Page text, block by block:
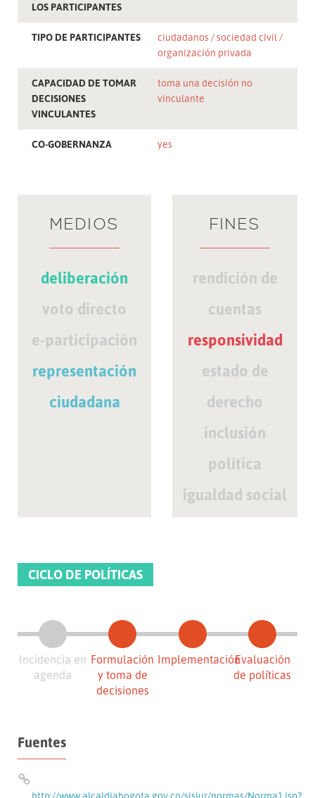
LOS PARTICIPANTES
TIPO DE PARTICIPANTES ciudadanos
sociedad civil
organización privada
CAPACIDAD DE TOMAR
DECISIONES
VINCULANTES
toma una decisión no
vinculante
CO-GOBERNANZA yes
MEDIOS
deliberación
voto directo
e-participación
representación
ciudadana
FINES
rendición de
cuentas
responsividad
estado de
derecho
inclusión
política
igualdad social
CICLO DE POLÍTICAS
Incidencia en
agenda
Formulación
y toma de
decisiones
ImplementaciónEvaluación
de políticas
Fuentes
http://www.alcaldiabogota.gov.co/sisjur/normas/Norma1.jsp?